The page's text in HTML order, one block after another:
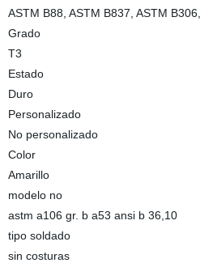
ASTM B88, ASTM B837, ASTM
Grado
T3
Estado
Duro
Personalizado
No personalizado
Color
Amarillo
modelo no
astm a106 gr. b a53 ansi b 36,10
tipo soldado
sin costuras